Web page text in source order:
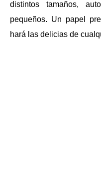
distintos tamaños,
pequeños. Un papel
hará las delicias de